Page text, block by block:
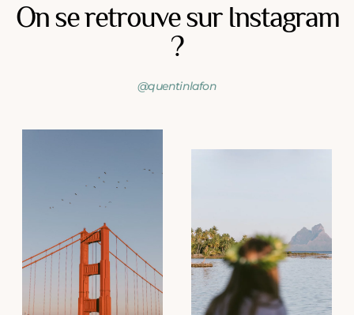
On se retrouve sur Instagram
?
@quentinlafon